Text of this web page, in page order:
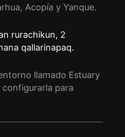
Acopía y Yanque.
rurachikun, 2
qallarinapaq.
llamado Estuary
para